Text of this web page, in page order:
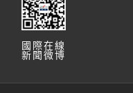
國際在線
新聞微博